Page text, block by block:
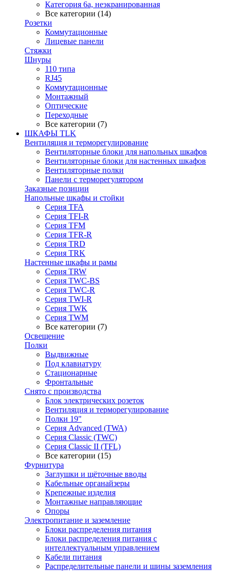
Категория 6а, неэкранированная
Все категории (14)
Розетки
Коммутационные
Лицевые панели
Стяжки
Шнуры
110 типа
RJ45
Коммутационные
Монтажный
Оптические
Переходные
Все категории (7)
ШКАФЫ TLK
Вентиляция и терморегулирование
Вентиляторные блоки для напольных шкафов
Вентиляторные блоки для настенных шкафов
Вентиляторные полки
Панели с терморегулятором
Заказные позиции
Напольные шкафы и стойки
Серия TFA
Серия TFI-R
Серия TFM
Серия TFR-R
Серия TRD
Серия TRK
Настенные шкафы и рамы
Серия TRW
Серия TWC-BS
Серия TWC-R
Серия TWI-R
Серия TWK
Серия TWM
Все категории (7)
Освещение
Полки
Выдвижные
Под клавиатуру
Стационарные
Фронтальные
Снято с производства
Блок электрических розеток
Вентиляция и терморегулирование
Полки 19"
Серия Advanced (TWA)
Серия Classic (TWC)
Серия Classic II (TFL)
Все категории (15)
Фурнитура
Заглушки и щёточные вводы
Кабельные органайзеры
Крепежные изделия
Монтажные направляющие
Опоры
Электропитание и заземление
Блоки распределения питания
Блоки распределения питания с
интеллектуальным управлением
Кабели питания
Распределительные панели и шины заземления